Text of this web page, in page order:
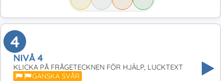
4
NIVÅ 4
KLICKA PÅ FRÅGETECKNEN FÖR HJÄLP, LUCKTEXT
GANSKA SVÅR